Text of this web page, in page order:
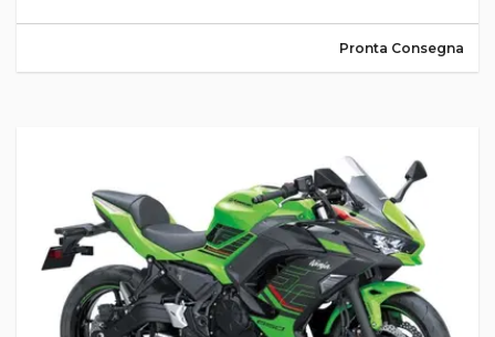
Pronta Consegna